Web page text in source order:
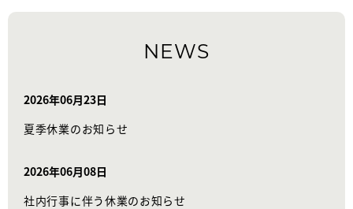
NEWS
2026年06月23日
夏季休業のお知らせ
2026年06月08日
社内行事に伴う休業のお知らせ